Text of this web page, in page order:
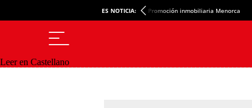
ES NOTICIA: Promoción inmobiliaria Menorca
Leer en Castellano